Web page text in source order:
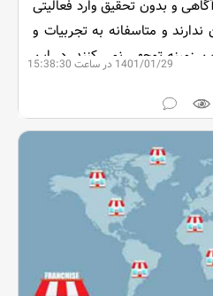
1401/01/29 در ساعت 15:38:30
و بدون تحقیق وارد فعالیتی
و متاسفانه به تجربیات و
زمینه توجهی نمی کنند. در این